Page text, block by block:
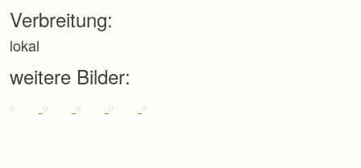
Verbreitung:
lokal
weitere Bilder: